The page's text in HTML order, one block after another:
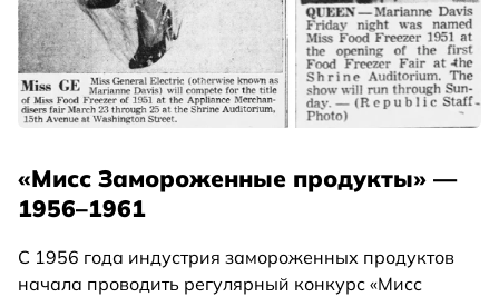
«Мисс Замороженные продукты» —
1956–1961
С 1956 года индустрия замороженных продуктов
начала проводить регулярный конкурс «Мисс